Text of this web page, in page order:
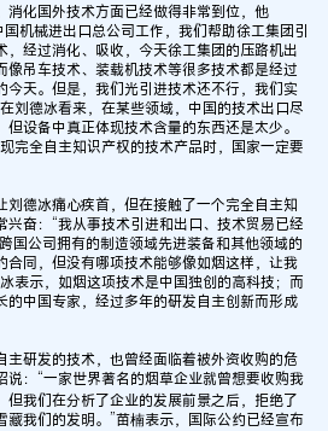
消化国外技术方面已经做得非常到位，他
机械进出口总公司工作，我们帮助徐工集团引
，经过消化、吸收，今天徐工集团的压路机出
像吊车技术、装载机技术等很多技术都是经过
今天。但是，我们光引进技术还不行，我们实
刘德冰看来，在某些领域，中国的技术出口尽
设备中真正体现技术含量的东西还是太少。
完全自主知识产权的技术产品时，国家一定要
刘德冰痛心疾首，但在接触了一个完全自主知
奋：“我从事技术引进和出口、技术贸易已经
国公司拥有的制造领域先进装备和其他领域的
合同，但没有哪项技术能够像如烟这样，让我
表示，如烟这项技术是中国独创的高科技；而
的中国专家，经过多年的研发自主创新而形成
主研发的技术，也曾经面临着被外资收购的危
说：“一家世界著名的烟草企业就曾想要收购我
但我们在分析了企业的发展前景之后，拒绝了
藏我们的发明。”苗楠表示，国际公约已经宣布